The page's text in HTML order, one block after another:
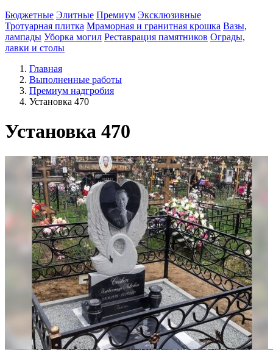
Бюджетные Элитные Премиум Эксклюзивные
Тротуарная плитка Мраморная и гранитная крошка Вазы,
лампады Уборка могил Реставрация памятников Ограды,
лавки и столы
Главная
Выполненные работы
Премиум надгробия
Установка 470
Установка 470